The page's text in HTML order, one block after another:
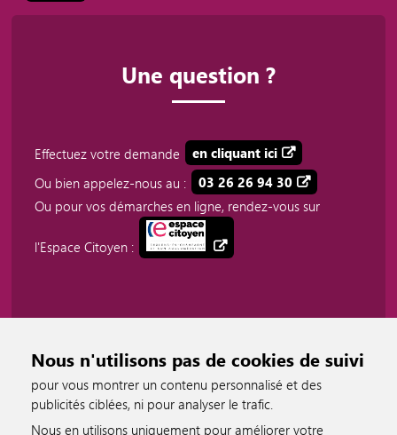
Nous n'utilisons pas de cookies de suivi
pour vous montrer un contenu personnalisé et des
publicités ciblées, ni pour analyser le trafic.
Nous en utilisons uniquement pour améliorer votre
Une question ?
Effectuez votre demande
en cliquant ici
Ou bien appelez-nous au :
03 26 26 94 30
Ou pour vos démarches en ligne, rendez-vous sur
l'Espace Citoyen :